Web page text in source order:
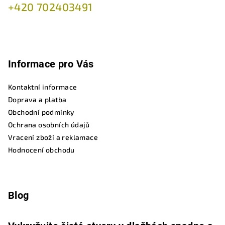
+420 702403491
Informace pro Vás
Kontaktní informace
Doprava a platba
Obchodní podmínky
Ochrana osobních údajů
Vracení zboží a reklamace
Hodnocení obchodu
Blog